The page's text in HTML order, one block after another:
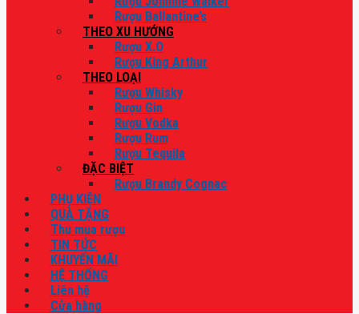
Rượu Ballantine’s
THEO XU HƯỚNG
Rượu X.O
Rượu King Arthur
THEO LOẠI
Rượu Whisky
Rượu Gin
Rượu Vodka
Rượu Rum
Rượu Tequila
ĐẶC BIỆT
Rượu Brandy Cognac
PHỤ KIỆN
QUÀ TẶNG
Thu mua rượu
TIN TỨC
KHUYẾN MÃI
HỆ THỐNG
Liên hệ
Cửa hàng